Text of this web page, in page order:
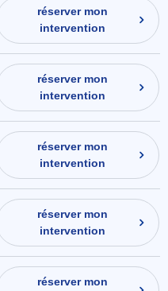
réserver mon
intervention
réserver mon
intervention
réserver mon
intervention
réserver mon
intervention
réserver mon